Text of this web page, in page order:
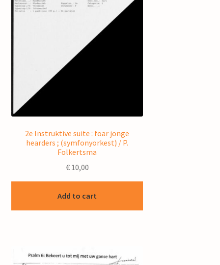
2e Instruktive suite : foar jonge
hearders ; (symfonyorkest) / P.
Folkertsma
€10,00
Add to cart